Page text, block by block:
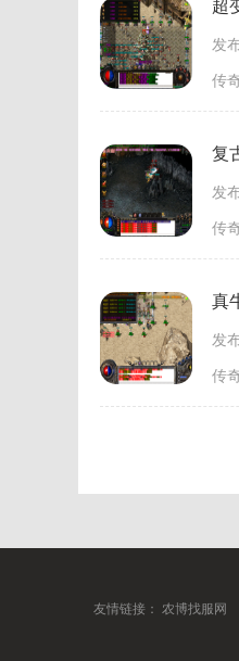
超
发
复
发
真
发
友情链接： 农博找服网